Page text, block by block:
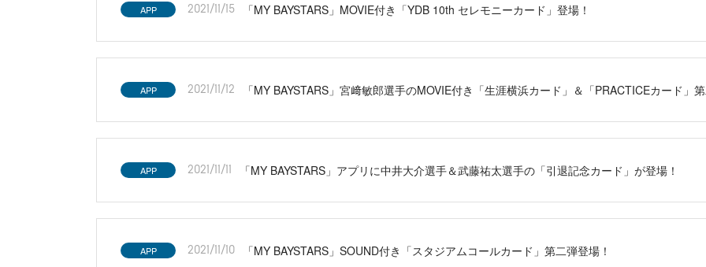
APP 2021/11/15 「MY BAYSTARS」MOVIE付き「YDB 10th セレモニーカード」登場！
APP 2021/11/12 「MY BAYSTARS」宮﨑敏郎選手のMOVIE付き「生涯横浜カード」＆「PRACTICEカード」第
APP 2021/11/11 「MY BAYSTARS」アプリに中井大介選手＆武藤祐太選手の「引退記念カード」が登場！
APP 2021/11/10 「MY BAYSTARS」SOUND付き「スタジアムコールカード」第二弾登場！